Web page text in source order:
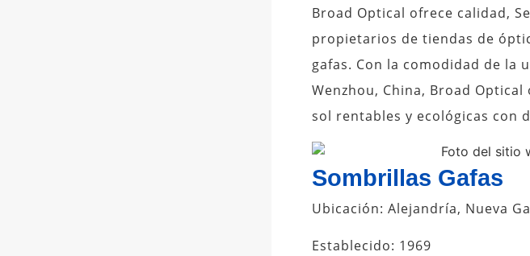
Broad Optical ofrece calidad,
propietarios de tiendas de
gafas. Con la comodidad de la
Wenzhou, China, Broad
sol rentables y ecológicas con
Sombrillas Gafas
Ubicación: Alejandría, Nueva
Establecido: 1969